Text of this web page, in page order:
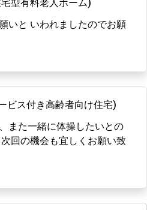
型有料老人ホーム)
いと いわれましたのでお願
ビス付き高齢者向け住宅)
また一緒に体操したいとの
回の機会も宜しくお願い致